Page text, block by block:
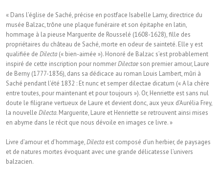
« Dans l’église de Saché, précise en postface Isabelle Lamy, directrice du
musée Balzac, trône une plaque funéraire et son épitaphe en latin,
hommage à la pieuse Marguerite de Rousselé (1608-1628), fille des
propriétaires du château de Saché, morte en odeur de sainteté. Elle y est
qualifiée de Dilecta (« bien-aimée »). Honoré de Balzac s’est probablement
inspiré de cette inscription pour nommerDilectae son premier amour, Laure
de Berny (1777-1836), dans sa dédicace au roman Louis Lambert, mûri à
Saché pendant l’été 1832 : Et nunc et semper dilectae dicatum (« A la chère
entre toutes, pour maintenant et pour toujours »). Or, Henriette est sans nul
doute le filigrane vertueux de Laure et devient donc, aux yeux d’Aurélia Frey,
la nouvelle Dilecta. Marguerite, Laure et Henriette se retrouvent ainsi mises
en abyme dans le récit que nous dévoile en images ce livre. »
Livre d’amour et d’hommage,Dilecta est composé d’un herbier, de paysages
et de natures mortes évoquant avec une grande délicatesse l’univers
balzacien.